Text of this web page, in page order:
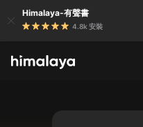
Himalaya-有聲書
4.8k 安裝